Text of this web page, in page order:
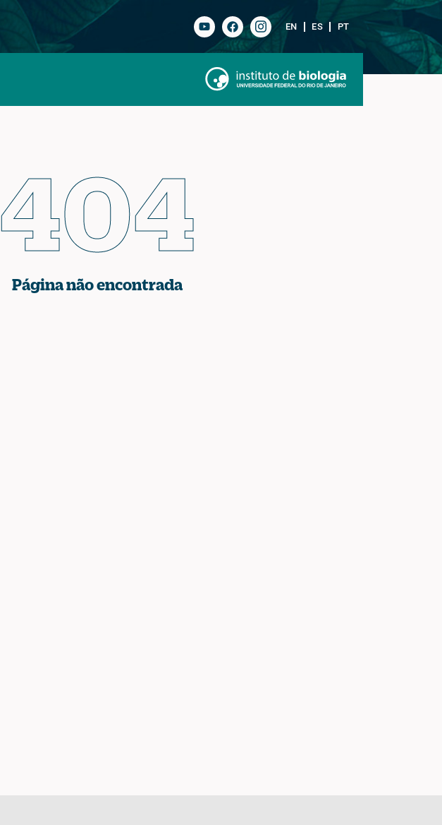
EN ES PT
404
Página não encontrada